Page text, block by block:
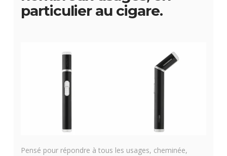
particulier au cigare.
Pensé pour répondre à tous les usages, cheminée,